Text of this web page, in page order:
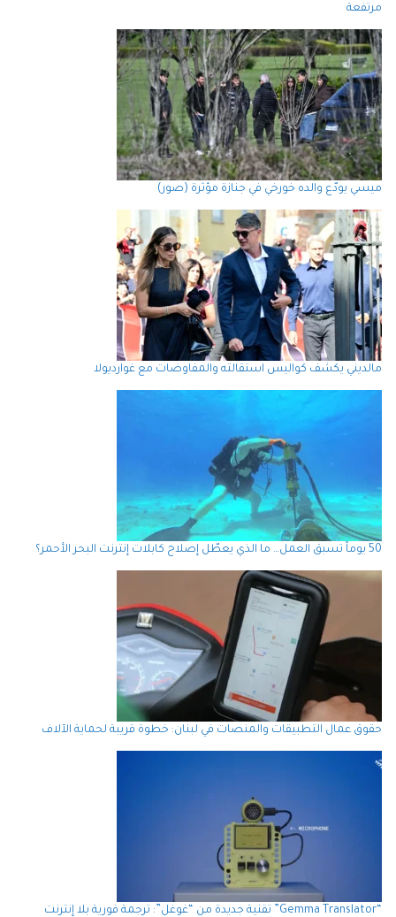
مرتفعة
ميسي يودّع والده خورخي في جنازة مؤثرة (صور)
مالديني يكشف كواليس استقالته والمفاوضات مع غوارديولا
50 يوماً تسبق العمل… ما الذي يعطّل إصلاح كابلات إنترنت البحر الأحمر؟
حقوق عمال التطبيقات والمنصات في لبنان: خطوة قريبة لحماية الآلاف